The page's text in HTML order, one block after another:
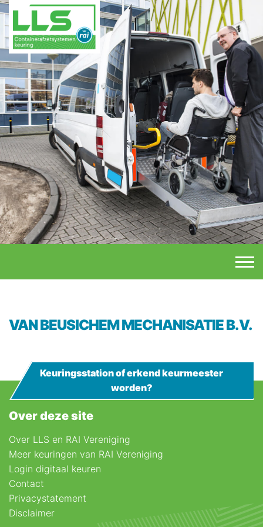
VAN BEUSICHEM MECHANISATIE B.V.
Over deze site
Over LLS en RAI Vereniging
Meer keuringen van RAI Vereniging
Login digitaal keuren
Contact
Privacystatement
Disclaimer
Keuringsstation of erkend keurmeester
worden?